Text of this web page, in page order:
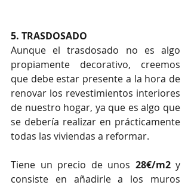
5. TRASDOSADO
Aunque el trasdosado no es algo
propiamente decorativo, creemos
que debe estar presente a la hora de
renovar los revestimientos interiores
de nuestro hogar, ya que es algo que
se debería realizar en prácticamente
todas las viviendas a reformar.
Tiene un precio de unos 28€/m2 y
consiste en añadirle a los muros